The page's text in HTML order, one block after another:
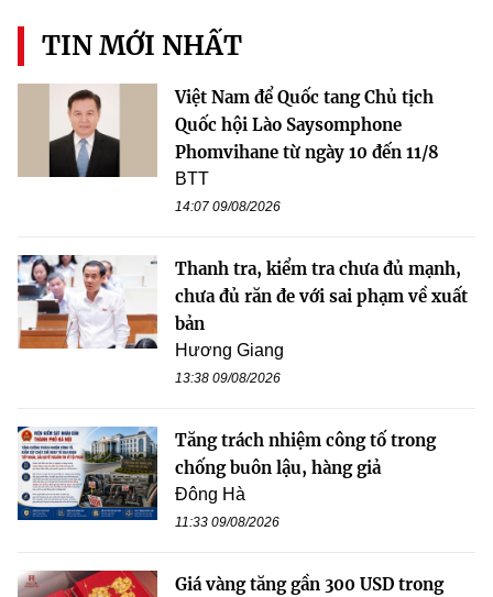
TIN MỚI NHẤT
Việt Nam để Quốc tang Chủ tịch
Quốc hội Lào Saysomphone
Phomvihane từ ngày 10 đến 11/8
BTT
14:07 09/08/2026
Thanh tra, kiểm tra chưa đủ mạnh,
chưa đủ răn đe với sai phạm về xuất
bản
Hương Giang
13:38 09/08/2026
Tăng trách nhiệm công tố trong
chống buôn lậu, hàng giả
Đông Hà
11:33 09/08/2026
Giá vàng tăng gần 300 USD trong